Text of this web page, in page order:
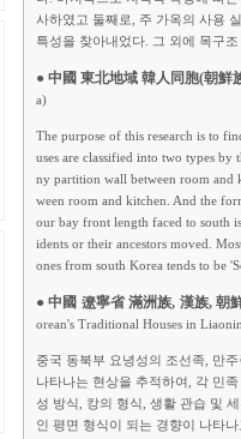
사하였고 둘째로, 주 가옥의 사용
특성을 찾아내었다. 그 외에 목구
● 中國 東北地域 韓人同胞(朝鮮
a)
The purpose of this research is to
uses are classified into two types
ny partition wall between room and
ween room and kitchen. And the
our bay front length faced to south
idents or their ancestors moved.
ones from south Korea tends to be
● 中國 遼寧省 滿洲族, 漢族, 朝
orean's Traditional Houses in
중국 동북부 요녕성의 조선족, 만
나타나는 현상을 추적하여, 각 민
성 방식, 캉의 형식, 생활 관습 및
인 평면 형식이 되는 경향이 나타